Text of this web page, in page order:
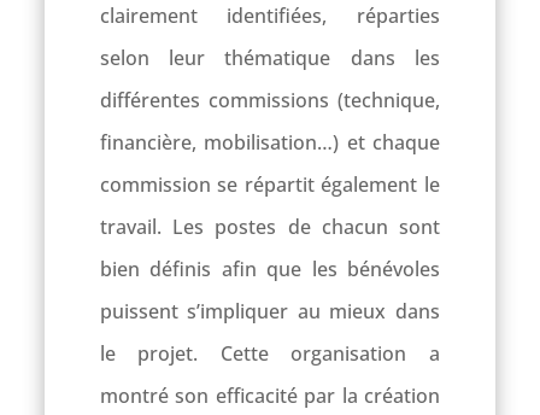
clairement identifiées, réparties
selon leur thématique dans les
différentes commissions (technique,
financière, mobilisation…) et chaque
commission se répartit également le
travail. Les postes de chacun sont
bien définis afin que les bénévoles
puissent s’impliquer au mieux dans
le projet. Cette organisation a
montré son efficacité par la création